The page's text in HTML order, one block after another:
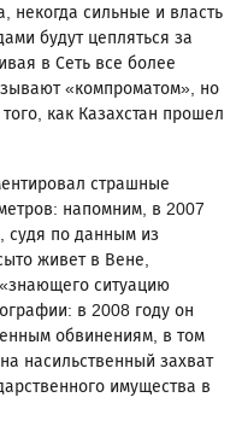
некогда сильные и власть
будут цепляться за
в Сеть все более
«компроматом», но
как Казахстан прошел
страшные
напомним, в 2007
судя по данным из
живет в Вене,
ситуацию
в 2008 году он
обвинениям, в том
насильственный захват
имущества в